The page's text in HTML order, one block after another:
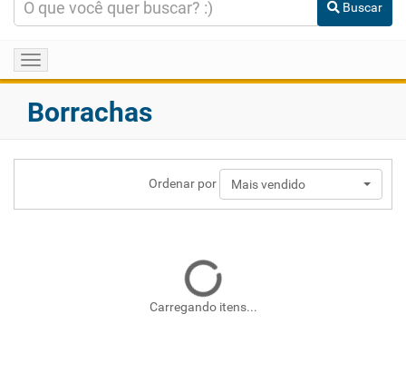
Buscar
Toggle
navigation
Borrachas
Ordenar por Mais vendido
Carregando itens...